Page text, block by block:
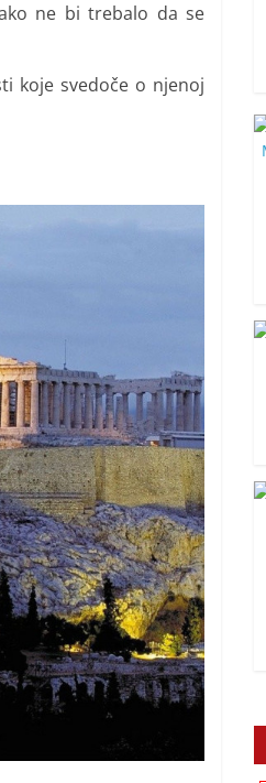
ne bi trebalo da se
koje svedoče o njenoj